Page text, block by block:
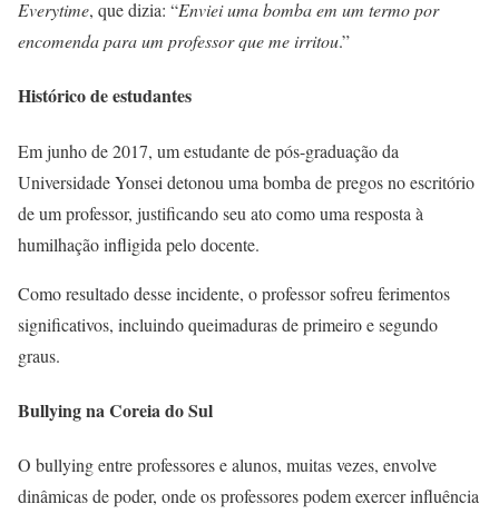
Everytime, que dizia: “Enviei uma bomba em um termo por
encomenda para um professor que me irritou.”
Histórico de estudantes
Em junho de 2017, um estudante de pós-graduação da
Universidade Yonsei detonou uma bomba de pregos no escritório
de um professor, justificando seu ato como uma resposta à
humilhação infligida pelo docente.
Como resultado desse incidente, o professor sofreu ferimentos
significativos, incluindo queimaduras de primeiro e segundo
graus.
Bullying na Coreia do Sul
O bullying entre professores e alunos, muitas vezes, envolve
dinâmicas de poder, onde os professores podem exercer influência